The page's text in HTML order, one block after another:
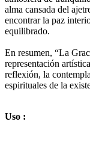
alma cansada del
encontrar la paz
equilibrado.
En resumen, “La
representación
reflexión, la
espirituales de la
Uso :